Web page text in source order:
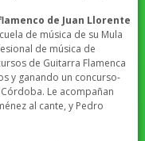
de Juan Llorente
de música de su Mula
de música de
de Guitarra Flamenca
y ganando un concurso-
Le acompañan
al cante, y Pedro